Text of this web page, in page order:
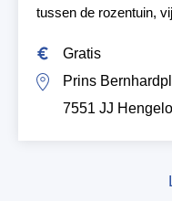
tussen de rozentuin,
Gratis
Prins
7551 JJ Hengelo